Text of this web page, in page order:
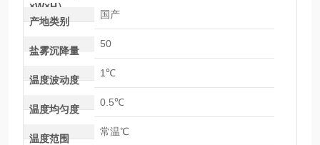
×W×H）
产地类别
国产
盐雾沉降量
50
温度波动度
1℃
温度均匀度
0.5℃
温度范围
常温℃